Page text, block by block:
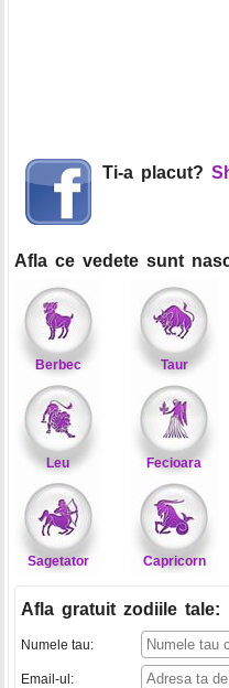
Ti-a placut?
Afla ce vedete sunt
Berbec Taur
Leu Fecioara
Sagetator Capricorn
Afla gratuit zodiile tale:
Numele tau:
Email-ul: